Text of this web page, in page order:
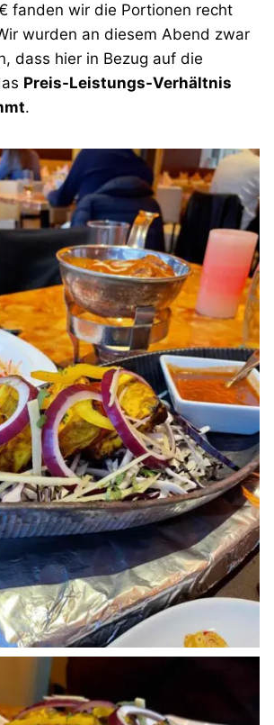
fanden wir die Portionen recht
wurden an diesem Abend zwar
dass hier in Bezug auf die
Preis-Leistungs-Verhältnis
.